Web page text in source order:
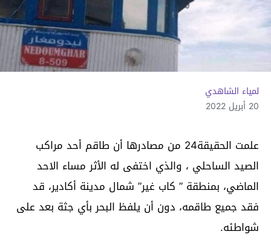
لمياء الشاهدي
20 أبريل 2022
علمت الحقيقة24 من مصادرها أن طاقم أحد مراكب
الصيد الساحلي ، والذي اختفى له الأثر مساء الاحد
الماضي، بمنطقة ” كاب غير” شمال مدينة أكادير، قد
فقد جميع طاقمه، دون أن يلفظ البحر بأي جثة بعد على
شواطئه.